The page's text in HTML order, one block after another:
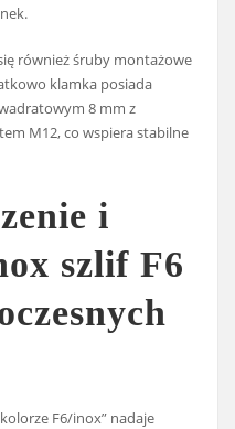
również śruby montażowe
klamka posiada
8 mm z
M12, co wspiera stabilne
i
szlif F6
F6/inox” nadaje